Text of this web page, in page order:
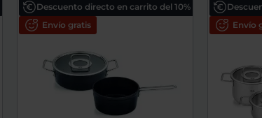
Descuento directo en carrito del 10%
Envío gratis
Envío